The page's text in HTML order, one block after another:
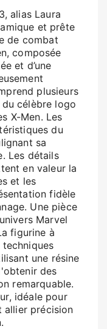
alias Laura
et prête
de combat
composée
et d’une
plusieurs
célèbre logo
X-Men. Les
du
sa
Les détails
en valeur la
et les
fidèle
Une pièce
Marvel
figurine à
une résine
des
remarquable.
idéale pour
allier précision